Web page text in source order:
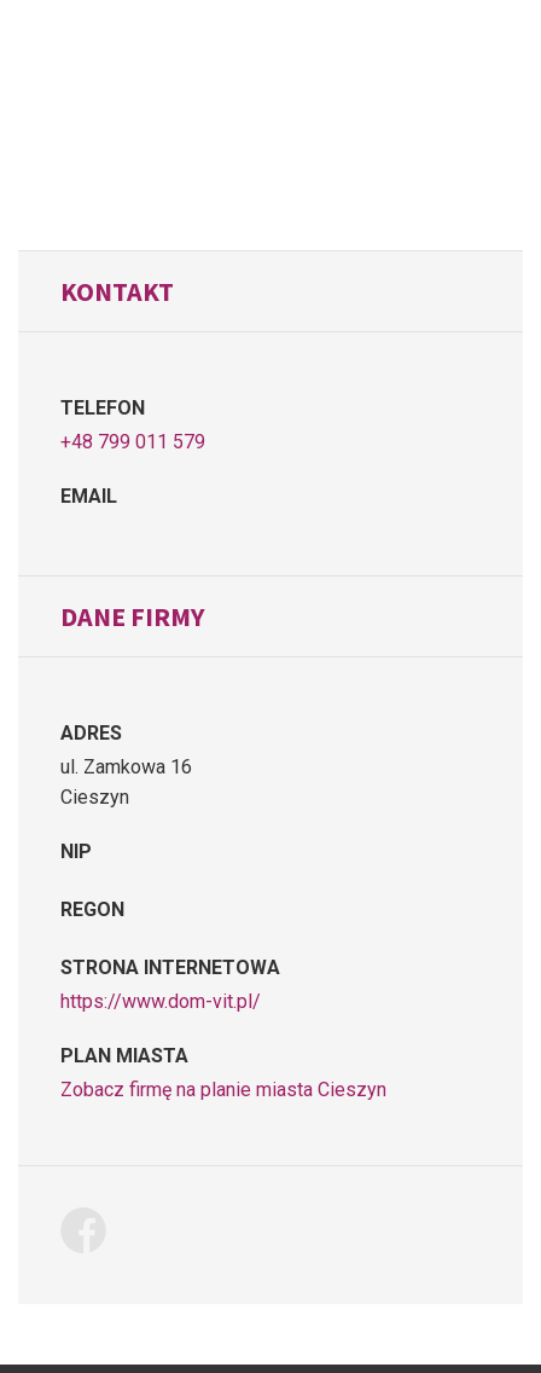
KONTAKT
TELEFON
+48 799 011 579
EMAIL
DANE FIRMY
ADRES
ul. Zamkowa 16
Cieszyn
NIP
REGON
STRONA INTERNETOWA
https://www.dom-vit.pl/
PLAN MIASTA
Zobacz firmę na planie miasta Cieszyn